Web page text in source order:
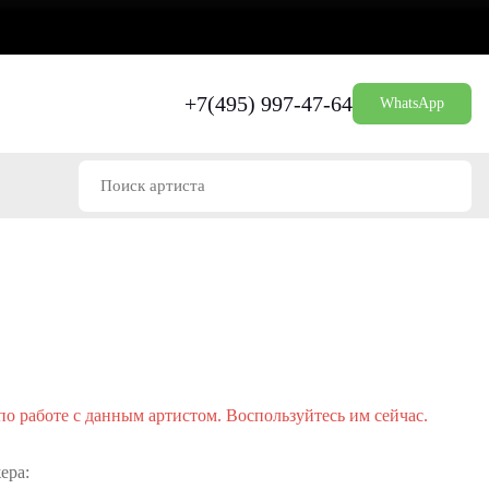
+7(495) 997-47-64 WhatsApp
работе с данным артистом. Воспользуйтесь им сейчас.